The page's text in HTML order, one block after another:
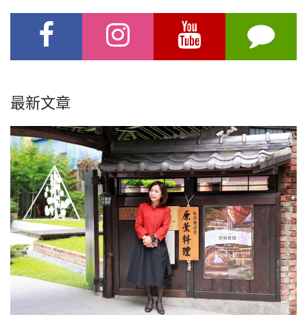
最新文章